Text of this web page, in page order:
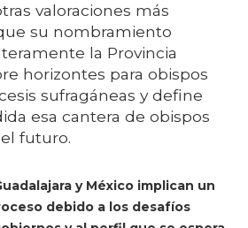
valoraciones más
su nombramiento
la Provincia
horizontes para obispos
sufragáneas y define
esa cantera de obispos
futuro.
y México implican un
debido a los desafíos